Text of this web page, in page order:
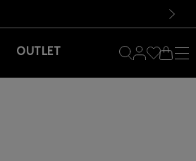
OUTLET